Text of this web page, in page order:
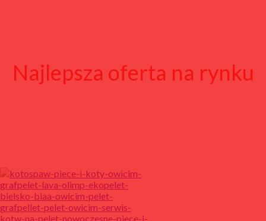
Najlepsza oferta na rynku